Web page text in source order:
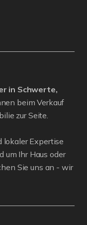
in Schwerte,
beim Verkauf
zur Seite.
lokaler Expertise
um Ihr Haus oder
Sie uns an - wir